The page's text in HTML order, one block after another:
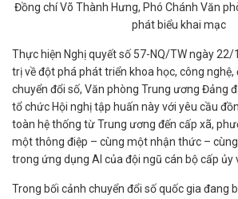
Đồng chí Võ Thành Hưng, Phó Chánh Văn
phát biểu khai mạc
Thực hiện Nghị quyết số 57-NQ/TW ngày
trị về đột phá phát triển khoa học, công
chuyển đổi số, Văn phòng Trung ương Đảng
tổ chức Hội nghị tập huấn này với yêu cầu
toàn hệ thống từ Trung ương đến cấp xã,
một thông điệp – cùng một nhận thức –
trong ứng dụng AI của đội ngũ cán bộ cấp ủy
Trong bối cảnh chuyển đổi số quốc gia đang